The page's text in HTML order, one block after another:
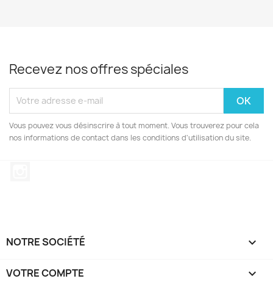
Recevez nos offres spéciales
Vous pouvez vous désinscrire à tout moment. Vous trouverez pour cela
nos informations de contact dans les conditions d'utilisation du site.
NOTRE SOCIÉTÉ 
VOTRE COMPTE 